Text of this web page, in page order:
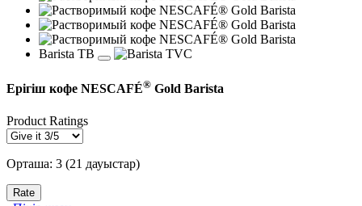
Barista ТВ
Ерігіш кофе NESCAFÉ® Gold Barista
Product Ratings
Орташа: 3 (21 дауыстар)